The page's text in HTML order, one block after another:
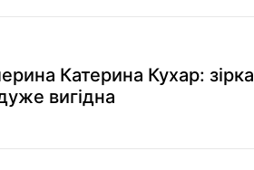
Катерина Кухар: зірка
вигідна